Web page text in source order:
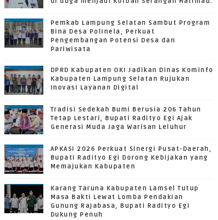
Pemkab Lampung Selatan Sambut Program
Bina Desa Polinela, Perkuat
Pengembangan Potensi Desa dan
Pariwisata
DPRD Kabupaten OKI Jadikan Dinas Kominfo
Kabupaten Lampung Selatan Rujukan
Inovasi Layanan Digital
Tradisi Sedekah Bumi Berusia 206 Tahun
Tetap Lestari, Bupati Radityo Egi Ajak
Generasi Muda Jaga Warisan Leluhur
APKASI 2026 Perkuat Sinergi Pusat-Daerah,
Bupati Radityo Egi Dorong Kebijakan yang
Memajukan Kabupaten
Karang Taruna Kabupaten Lamsel Tutup
Masa Bakti Lewat Lomba Pendakian
Gunung Rajabasa, Bupati Radityo Egi
Dukung Penuh